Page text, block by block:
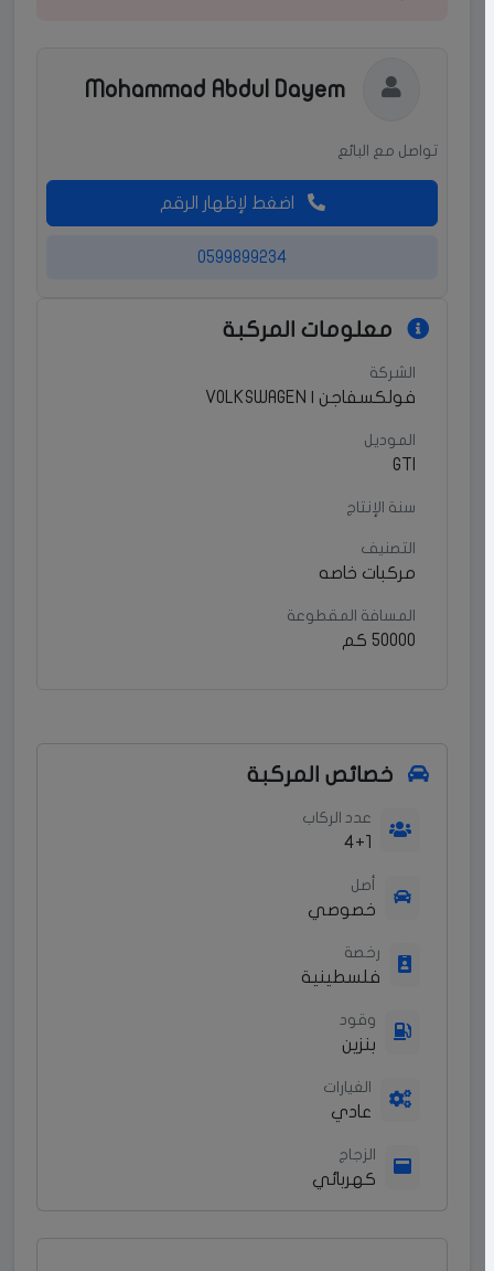
Mohammad Abdul Dayem
تواصل مع البائع
اضغط لإظهار الرقم
٠٥٩٩٨٩٩٢٣٤
معلومات المركبة
الشركة
فولكسفاجن | VOLKSWAGEN
الموديل
سنة الإنتاج
التصنيف
مركبات خاصه
المسافة المقطوعة
50000 كم
خصائص المركبة
عدد الركاب
4+1
أصل
خصوصي
رخصة
فلسطينية
وقود
بنزين
الغيارات
عادي
الزجاج
كهربائي